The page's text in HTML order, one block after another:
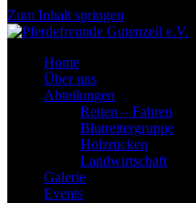
Zum Inhalt springen
Home
Über uns
Abteilungen
Reiten – Fahren
Blutreitergruppe
Holzrücken
Landwirtschaft
Galerie
Events